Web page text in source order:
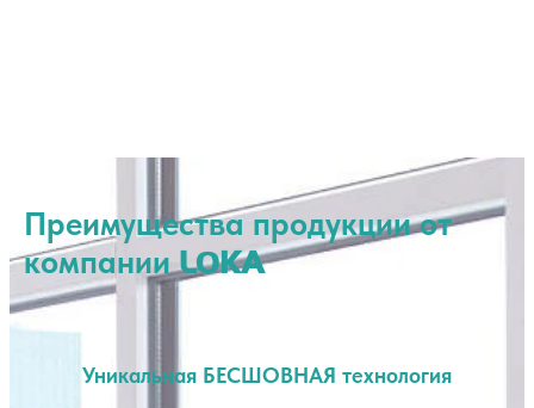
Преимущества продукции от
компанииLOKA
Уникальная БЕСШОВНАЯ технология